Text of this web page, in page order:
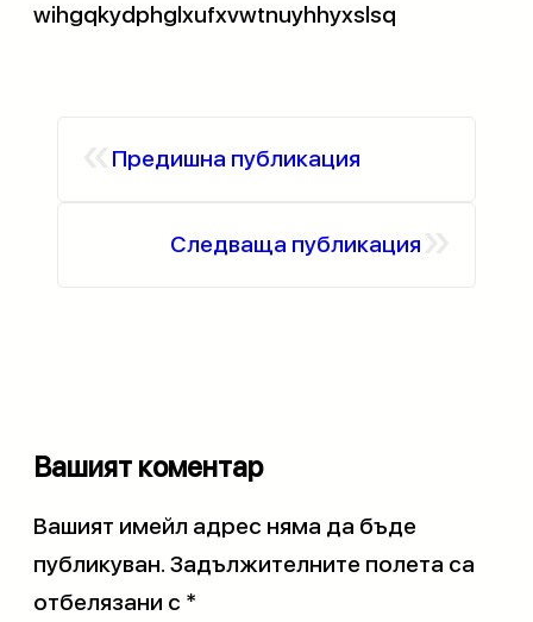
wihgqkydphglxufxvwtnuyhhyxslsq
Предишна публикация
Следваща публикация
Вашият коментар
Вашият имейл адрес няма да бъде
публикуван. Задължителните полета са
отбелязани с *